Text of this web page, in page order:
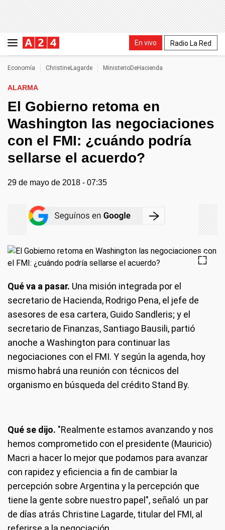
En vivo Radio La Red
Economía ChristineLagarde MinisterioDeHacienda
ALARMA
El Gobierno retoma en
Washington las negociaciones
con el FMI: ¿cuándo podría
sellarse el acuerdo?
29 de mayo de 2018 - 07:35
Qué va a pasar. Una misión integrada por el
secretario de Hacienda, Rodrigo Pena, el jefe de
asesores de esa cartera, Guido Sandleris; y el
secretario de Finanzas, Santiago Bausili, partió
anoche a Washington para continuar las
negociaciones con el FMI. Y según la agenda, hoy
mismo habrá una reunión con técnicos del
organismo en búsqueda del crédito Stand By.
Qué se dijo. "Realmente estamos avanzando y nos
hemos comprometido con el presidente (Mauricio)
Macri a hacer lo mejor que podamos para avanzar
con rapidez y eficiencia a fin de cambiar la
percepción sobre Argentina y la percepción que
tiene la gente sobre nuestro papel", señaló un par
de días atrás Christine Lagarde, titular del FMI, al